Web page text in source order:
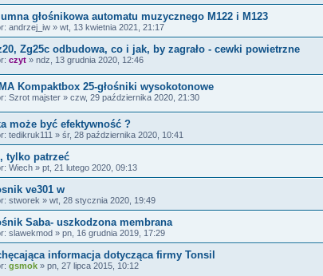
głośnikowa automatu muzycznego M122 i M123
andrzej_iw » wt, 13 kwietnia 2021, 21:17
Zg25c odbudowa, co i jak, by zagrało - cewki powietrzne
czyt » ndz, 13 grudnia 2020, 12:46
Kompaktbox 25-głośniki wysokotonowe
Szrot majster » czw, 29 października 2020, 21:30
może być efektywność ?
tedikruk111 » śr, 28 października 2020, 10:41
tylko patrzeć
Wiech » pt, 21 lutego 2020, 09:13
ve301 w
stworek » wt, 28 stycznia 2020, 19:49
Saba- uszkodzona membrana
slawekmod » pn, 16 grudnia 2019, 17:29
informacja dotycząca firmy Tonsil
gsmok » pn, 27 lipca 2015, 10:12